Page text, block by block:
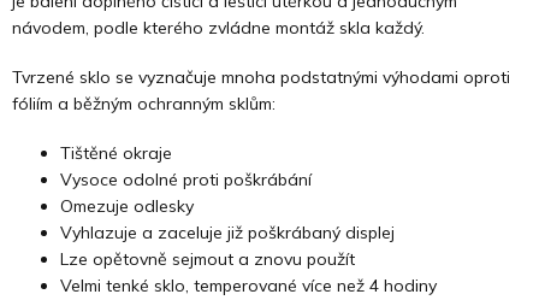
návodem, podle kterého zvládne montáž skla každý.
Tvrzené sklo se vyznačuje mnoha podstatnými výhodami oproti
fóliím a běžným ochranným sklům:
Tištěné okraje
Vysoce odolné proti poškrábání
Omezuje odlesky
Vyhlazuje a zaceluje již poškrábaný displej
Lze opětovně sejmout a znovu použít
Velmi tenké sklo, temperované více než 4 hodiny